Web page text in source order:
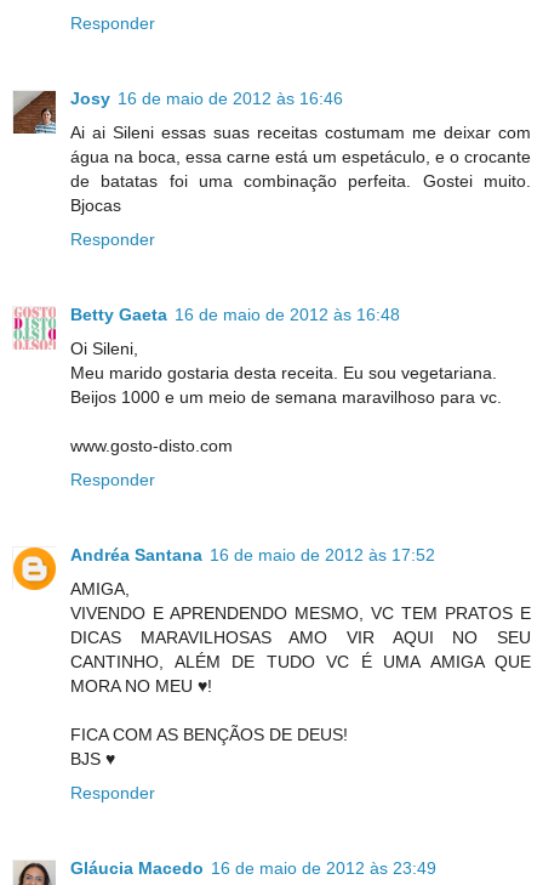
Responder
Josy 16 de maio de 2012 às 16:46
Ai ai Sileni essas suas receitas costumam me deixar com
água na boca, essa carne está um espetáculo, e o crocante
de batatas foi uma combinação perfeita. Gostei muito.
Bjocas
Responder
Betty Gaeta 16 de maio de 2012 às 16:48
Oi Sileni,
Meu marido gostaria desta receita. Eu sou vegetariana.
Beijos 1000 e um meio de semana maravilhoso para vc.
www.gosto-disto.com
Responder
Andréa Santana 16 de maio de 2012 às 17:52
AMIGA,
VIVENDO E APRENDENDO MESMO, VC TEM PRATOS E
DICAS MARAVILHOSAS AMO VIR AQUI NO SEU
CANTINHO, ALÉM DE TUDO VC É UMA AMIGA QUE
MORA NO MEU ♥!
FICA COM AS BENÇÃOS DE DEUS!
BJS ♥
Responder
Gláucia Macedo 16 de maio de 2012 às 23:49